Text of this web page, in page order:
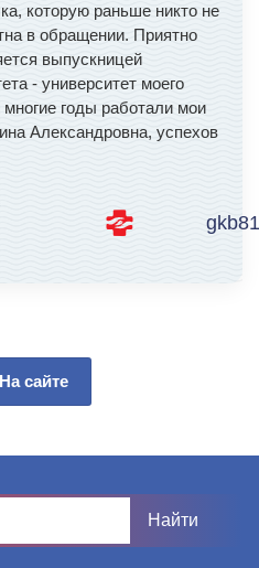
которую раньше никто не
в обращении. Приятно
выпускницей
- университет моего
многие годы работали мои
Александровна, успехов
На сайте